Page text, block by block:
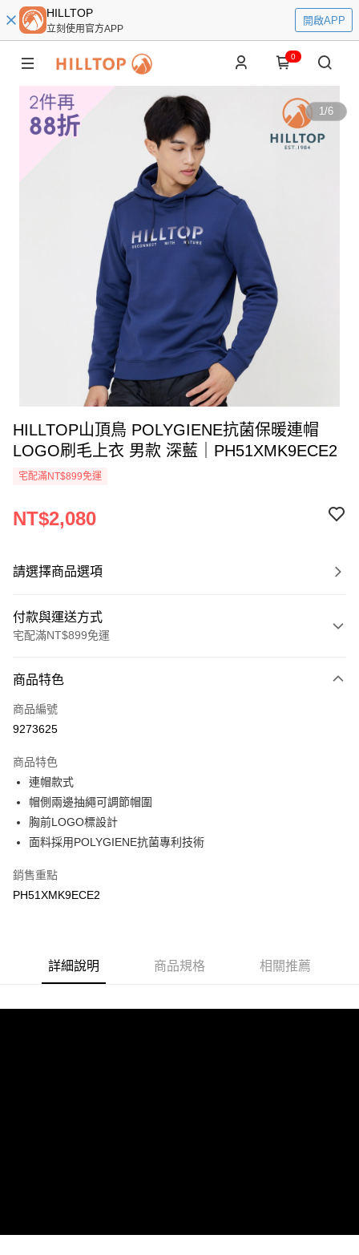
HILLTOP
立刻使用官方APP
開啟APP
0
1/6
HILLTOP山頂鳥 POLYGIENE抗菌保暖連帽
LOGO刷毛上衣 男款 深藍｜PH51XMK9ECE2
宅配滿NT$899免運
NT$2,080
請選擇商品選項
付款與運送方式
宅配滿NT$899免運
信用卡一次付款
LINE Pay
悠遊付
Google Pay
運送方式
宅配
每筆NT$90，滿NT$899(含以上)免運費
商品特色
商品編號
9273625
商品特色
連帽款式
帽側兩邊抽繩可調節帽圍
胸前LOGO標設計
面料採用POLYGIENE抗菌專利技術
銷售重點
PH51XMK9ECE2
詳細說明 商品規格 相關推薦